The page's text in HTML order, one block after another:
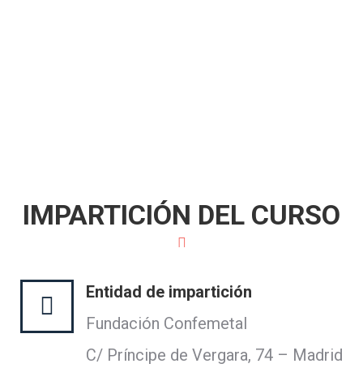
IMPARTICIÓN DEL CURSO
Entidad de impartición
Fundación Confemetal
C/ Príncipe de Vergara, 74 – Madrid